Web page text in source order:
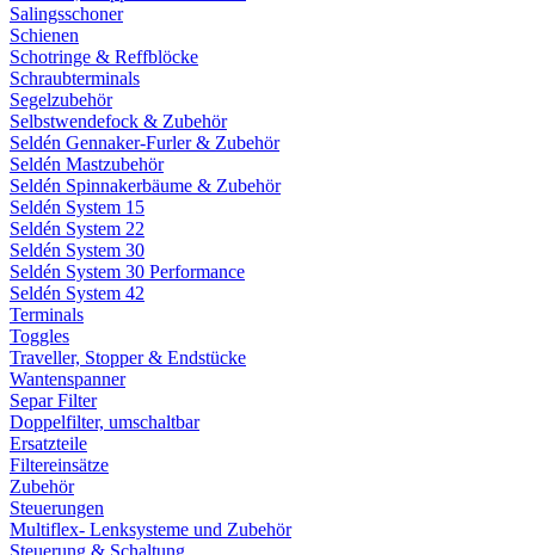
Salingsschoner
Schienen
Schotringe & Reffblöcke
Schraubterminals
Segelzubehör
Selbstwendefock & Zubehör
Seldén Gennaker-Furler & Zubehör
Seldén Mastzubehör
Seldén Spinnakerbäume & Zubehör
Seldén System 15
Seldén System 22
Seldén System 30
Seldén System 30 Performance
Seldén System 42
Terminals
Toggles
Traveller, Stopper & Endstücke
Wantenspanner
Separ Filter
Doppelfilter, umschaltbar
Ersatzteile
Filtereinsätze
Zubehör
Steuerungen
Multiflex- Lenksysteme und Zubehör
Steuerung & Schaltung